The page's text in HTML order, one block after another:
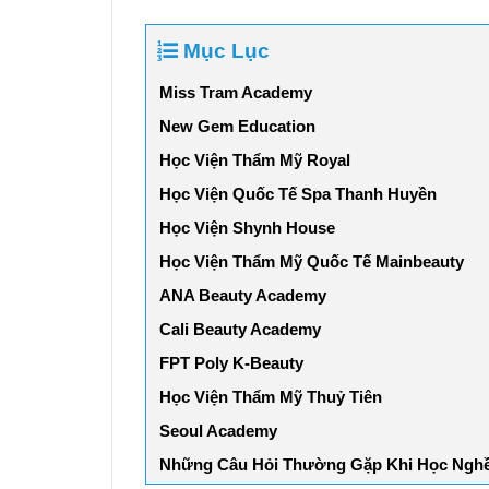
Mục Lục
Miss Tram Academy
New Gem Education
Học Viện Thẩm Mỹ Royal
Học Viện Quốc Tế Spa Thanh Huyền
Học Viện Shynh House
Học Viện Thẩm Mỹ Quốc Tế Mainbeauty
ANA Beauty Academy
Cali Beauty Academy
FPT Poly K-Beauty
Học Viện Thẩm Mỹ Thuỷ Tiên
Seoul Academy
Những Câu Hỏi Thường Gặp Khi Học